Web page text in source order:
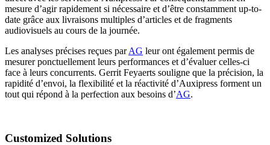
mesure d’agir rapidement si nécessaire et d’être constamment up-to-
date grâce aux livraisons multiples d’articles et de fragments
audiovisuels au cours de la journée.
Les analyses précises reçues parAG leur ont également permis de
mesurer ponctuellement leurs performances et d’évaluer celles-ci
face à leurs concurrents. Gerrit Feyaerts souligne que la précision, la
rapidité d’envoi, la flexibilité et la réactivité d’Auxipress forment un
tout qui répond à la perfection aux besoins d’AG.
Customized Solutions